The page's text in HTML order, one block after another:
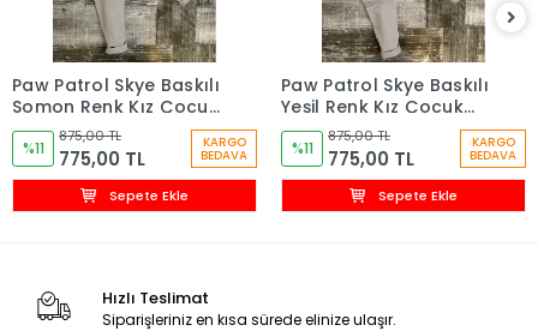
Paw Patrol Skye Baskılı
Somon Renk Kız Çocuk
Taytlı Takım
%11
875,00 TL
775,00 TL
KARGO
BEDAVA
Sepete Ekle
Paw Patrol Skye Baskılı
Yeşil Renk Kız Çocuk
Taytlı Takım
%11
875,00 TL
775,00 TL
KARGO
BEDAVA
Sepete Ekle
Hızlı Teslimat
Siparişleriniz en kısa sürede elinize ulaşır.